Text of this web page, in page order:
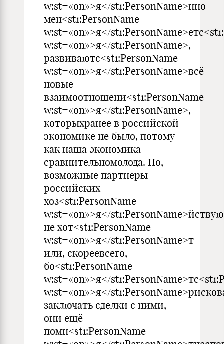
w:st=«on»>я</st1:PersonName>нно
мен<st1:PersonName
w:st=«on»>я</
w:st=«on»>я</st1:PersonName>,
развиваютс<st1:PersonName
w:st=«on»>я</st1:PersonName>всё
новые
взаимоотношени<st1:PersonName
w:st=«on»>я</st1:PersonName>,
которыхранее в российской
экономике не было, потому
как наша экономика
сравнительномолода. Но,
возможные партнеры
российских
хоз<st1:PersonName
w:st=«on»>я</
не хот<st1:PersonName
w:st=«on»>я</st1:PersonName>т
или, скореевсего,
бо<st1:PersonName
w:st=«on»>я</
w:st=«on»>я</
заключать сделки с ними,
они ещё
помн<st1:PersonName